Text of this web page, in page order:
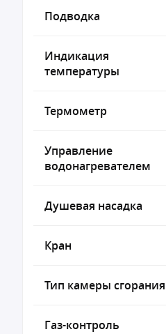
Подводка
Индикация
температуры
Термометр
Управление
водонагревателем
Душевая насадка
Кран
Тип камеры сгорания
Газ-контроль